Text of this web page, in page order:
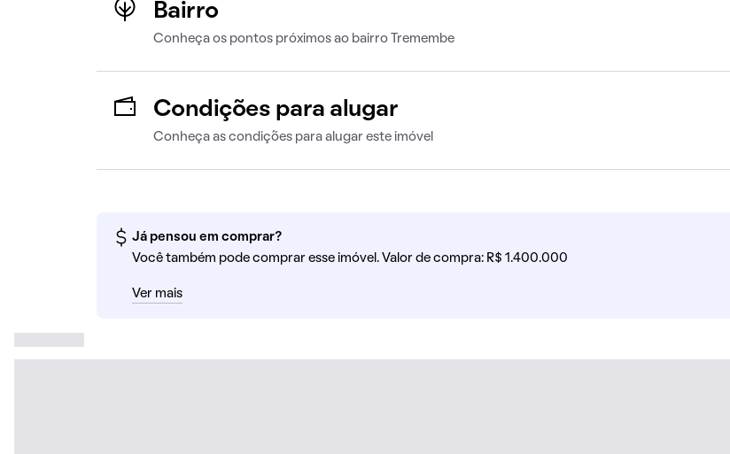
Bairro
Conheça os pontos próximos ao bairro Tremembe
Condições para alugar
Conheça as condições para alugar este imóvel
Já pensou em comprar?
Você também pode comprar esse imóvel. Valor de compra: R$ 1.400.000
Ver mais